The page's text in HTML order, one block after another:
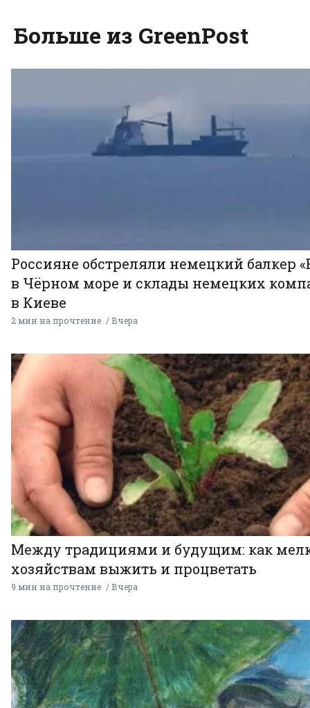
Больше из GreenPost
Россияне обстреляли немецкий балкер
в Чёрном море и склады немецких
в Киеве
2 мин на прочтение Вчера
Между традициями и будущим: как
хозяйствам выжить и процветать
9 мин на прочтение Вчера